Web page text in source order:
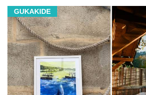
GUKAKIDE